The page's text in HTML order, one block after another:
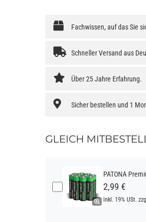
Fachwissen, auf das Sie
Schneller Versand aus
Über 25 Jahre Erfahrung.
Sicher bestellen und 1
GLEICH
PATONA
2,99 €
inkl. 19% USt.